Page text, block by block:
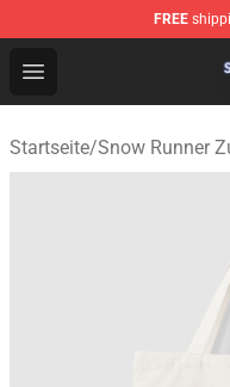
FREE
Open menu
Snow Runner
Startseite/Snow Runner